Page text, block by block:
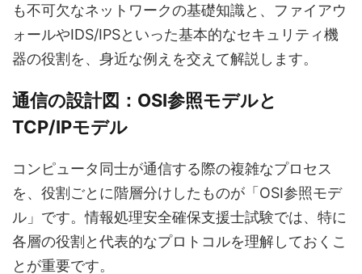
も不可欠なネットワークの基礎知識と、ファイアウ
ォールやIDS/IPSといった基本的なセキュリティ機
器の役割を、身近な例えを交えて解説します。
通信の設計図：OSI参照モデルと
TCP/IPモデル
コンピュータ同士が通信する際の複雑なプロセス
を、役割ごとに階層分けしたものが「OSI参照モデ
ル」です。情報処理安全確保支援士試験では、特に
各層の役割と代表的なプロトコルを理解しておくこ
とが重要です。